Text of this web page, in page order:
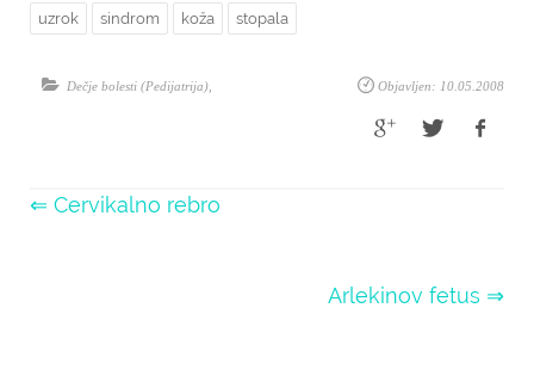
uzrok sindrom koža stopala
Objavljen: 10.05.2008
Dečje bolesti (Pedijatrija)
⇐ Cervikalno rebro
Arlekinov fetus ⇒